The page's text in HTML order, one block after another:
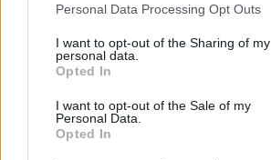
Personal Data Processing Opt Outs
I want to opt-out of the Sharing of my
personal data.
Opted In
I want to opt-out of the Sale of my
Personal Data.
Opted In